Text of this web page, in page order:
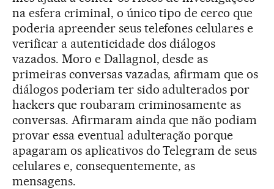
na esfera criminal, o único tipo de cerco que
poderia apreender seus telefones celulares e
verificar a autenticidade dos diálogos
vazados. Moro e Dallagnol, desde as
primeiras conversas vazadas, afirmam que os
diálogos poderiam ter sido adulterados por
hackers que roubaram criminosamente as
conversas. Afirmaram ainda que não podiam
provar essa eventual adulteração porque
apagaram os aplicativos do Telegram de seus
celulares e, consequentemente, as
mensagens.